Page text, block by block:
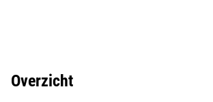
Overzicht